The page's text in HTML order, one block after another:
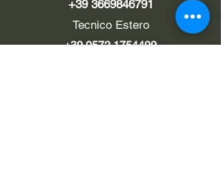
+39 3669846791
Tecnico Estero
+39 0572 1754499